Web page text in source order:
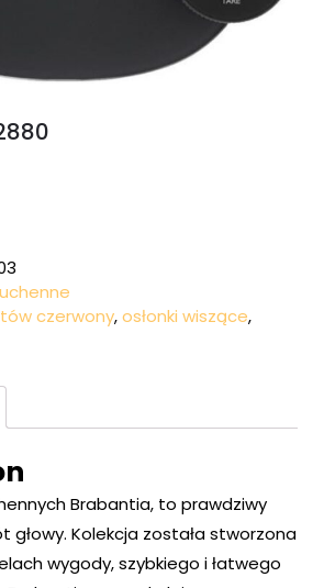
czerwony,osłonki wiszące,
Brabantia, to prawdziwy
głowy. Kolekcja została stworzona
wygody, szybkiego i łatwego